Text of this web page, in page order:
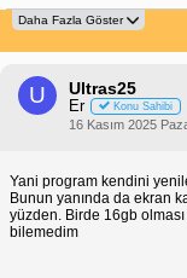
U Ultras25
Er Konu Sahibi
16 Kasım 2025
Yani program kendini
Bunun yanında da ekran
yüzden. Birde 16gb
bilemedim